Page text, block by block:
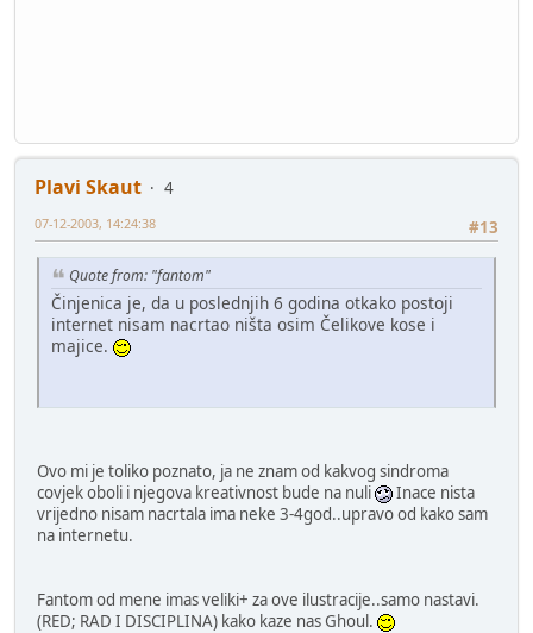
Plavi Skaut
4
#13
07-12-2003, 14:24:38
Quote from: "fantom"
Činjenica je, da u poslednjih 6 godina otkako postoji
internet nisam nacrtao ništa osim Čelikove kose i
majice.
Ovo mi je toliko poznato, ja ne znam od kakvog sindroma
covjek oboli i njegova kreativnost bude na nuli
Inace nista
vrijedno nisam nacrtala ima neke 3-4god..upravo od kako sam
na internetu.
Fantom od mene imas veliki+ za ove ilustracije..samo nastavi.
(RED; RAD I DISCIPLINA) kako kaze nas Ghoul.